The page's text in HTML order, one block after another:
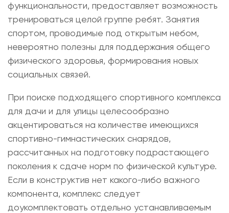
функциональности, предоставляет возможность
тренироваться целой группе ребят. Занятия
спортом, проводимые под открытым небом,
невероятно полезны для поддержания общего
физического здоровья, формирования новых
социальных связей.
При поиске подходящего спортивного комплекса
для дачи и для улицы целесообразно
акцентироваться на количестве имеющихся
спортивно-гимнастических снарядов,
рассчитанных на подготовку подрастающего
поколения к сдаче норм по физической культуре.
Если в конструктив нет какого-либо важного
компонента, комплекс следует
доукомплектовать отдельно устанавливаемым